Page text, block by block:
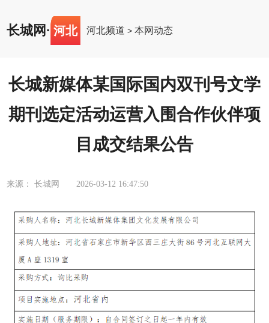
长城网 · 河北 河北频道 >本网动态
长城新媒体某国际国内双刊号文学
期刊选定活动运营入围合作伙伴项
目成交结果公告
来源： 长城网 2026-03-12 16:47:50